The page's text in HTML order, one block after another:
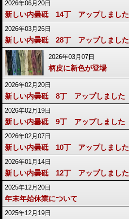
2026年06月20日
新しい内曇砥 14丁 アップしました
2026年03月26日
新しい内曇砥 28丁 アップしました
2026年03月07日
柄皮に新色が登場
2026年02月20日
新しい内曇砥 8丁 アップしました
2026年02月19日
新しい内曇砥 9丁 アップしました
2026年02月07日
新しい内曇砥 10丁 アップしました
2026年01月14日
新しい内曇砥 12丁 アップしました
2025年12月20日
年末年始休業について
2025年12月19日